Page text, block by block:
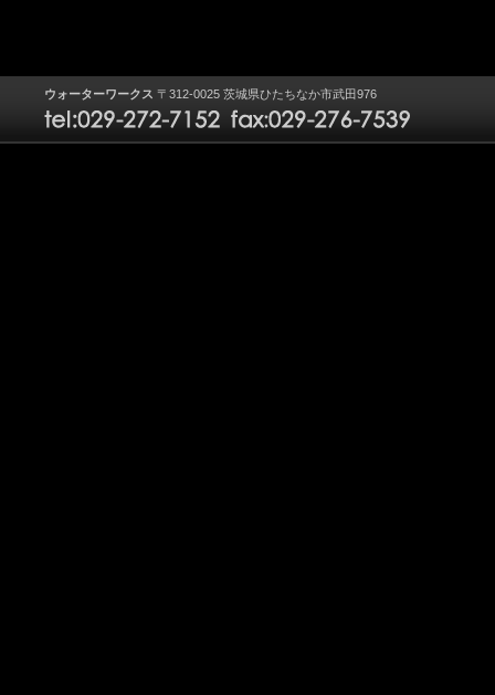
ウォーターワークス 〒312-0025 茨城県ひたちなか市武田976